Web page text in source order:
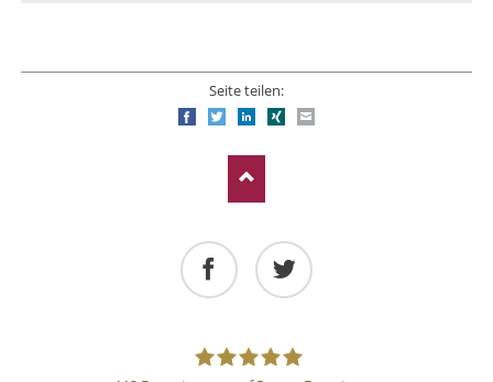
Seite teilen:
FacebookTwitterLinkedIn
Xing